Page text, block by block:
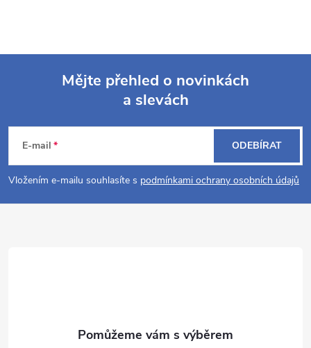
p
Mějte přehled o novinkách
a slevách
E-mail
Vložením e-mailu souhlasíte s podmínkami ochrany osobních údajů
ODEBÍRAT